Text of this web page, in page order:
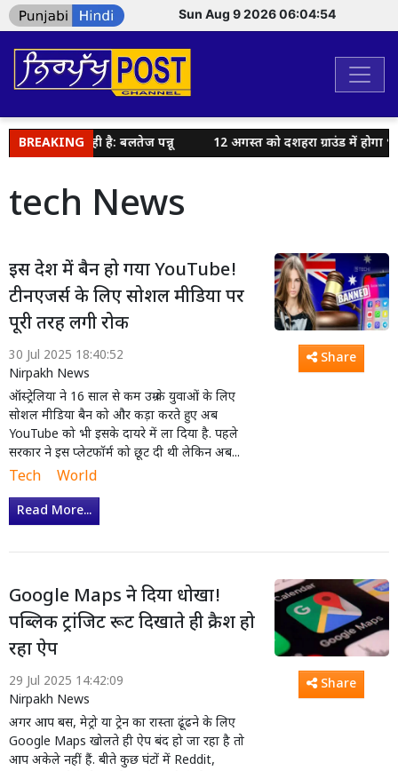
Sun Aug 9 2026 06:04:55
BREAKING
कर रही है: बलतेज पन्नू 12 अगस्त को दशहरा ग्राउंड में होगा भव्य
tech News
इस देश में बैन हो गया YouTube!
टीनएजर्स के लिए सोशल मीडिया पर
पूरी तरह लगी रोक
30 Jul 2025 18:40:52
Nirpakh News
ऑस्ट्रेलिया ने 16 साल से कम उम्र के युवाओं के लिए
सोशल मीडिया बैन को और कड़ा करते हुए अब
YouTube को भी इसके दायरे में ला दिया है. पहले
सरकार ने इस प्लेटफॉर्म को छूट दी थी लेकिन अब...
Tech World
Read More...
Share
Google Maps ने दिया धोखा!
पब्लिक ट्रांजिट रूट दिखाते ही क्रैश हो
रहा ऐप
29 Jul 2025 14:42:09
Nirpakh News
अगर आप बस, मेट्रो या ट्रेन का रास्ता ढूंढने के लिए
Google Maps खोलते ही ऐप बंद हो जा रहा है तो
आप अकेले नहीं हैं. बीते कुछ घंटों में Reddit,
Share